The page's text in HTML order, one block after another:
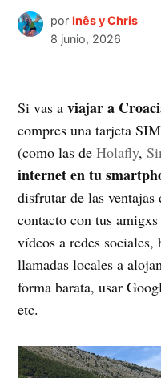
por Inês y Chris
8 junio, 2026
Si vas aviajar a
compres una tarjeta
(como las deHolafly,
internet en tu
disfrutar de las
contacto con tus
vídeos a redes
llamadas locales a
forma barata, usar
etc.